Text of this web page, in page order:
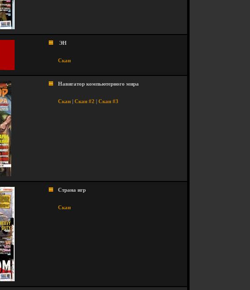
ЭН
Скан
Навигатор компьютерного мира
Скан | Скан #2 | Скан #3
Страна игр
Скан